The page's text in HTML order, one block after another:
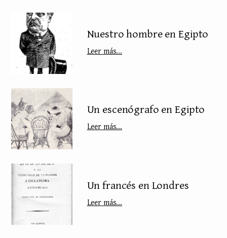
Nuestro hombre en Egipto
Leer más...
Un escenógrafo en Egipto
Leer más...
Un francés en Londres
Leer más...